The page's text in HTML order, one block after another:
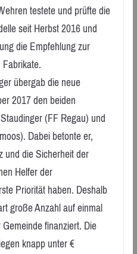
testete und prüfte die
seit Herbst 2016 und
die Empfehlung zur
übergab die neue
2017 den beiden
(FF Regau) und
Dabei betonte er,
und die Sicherheit der
Helfer der
Priorität haben. Deshalb
große Anzahl auf einmal
finanziert. Die
knapp unter €